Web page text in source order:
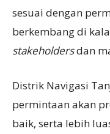
sesuai dengan
berkembang di
stakeholdersdan
Distrik Navigasi
permintaan akan
baik, serta lebih